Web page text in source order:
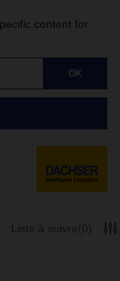
content for
OK
Liste à suivre(0)